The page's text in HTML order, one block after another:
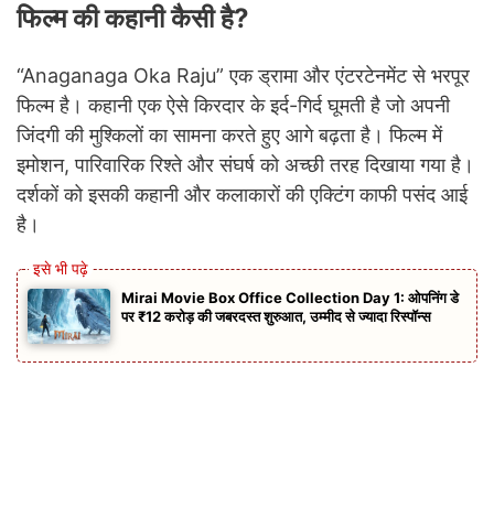
फिल्म की कहानी कैसी है?
“Anaganaga Oka Raju” एक ड्रामा और एंटरटेनमेंट से भरपूर
फिल्म है। कहानी एक ऐसे किरदार के इर्द-गिर्द घूमती है जो अपनी
जिंदगी की मुश्किलों का सामना करते हुए आगे बढ़ता है। फिल्म में
इमोशन, पारिवारिक रिश्ते और संघर्ष को अच्छी तरह दिखाया गया है।
दर्शकों को इसकी कहानी और कलाकारों की एक्टिंग काफी पसंद आई
है।
Mirai Movie Box Office Collection Day 1: ओपनिंग डे
पर ₹12 करोड़ की जबरदस्त शुरुआत, उम्मीद से ज्यादा रिस्पॉन्स